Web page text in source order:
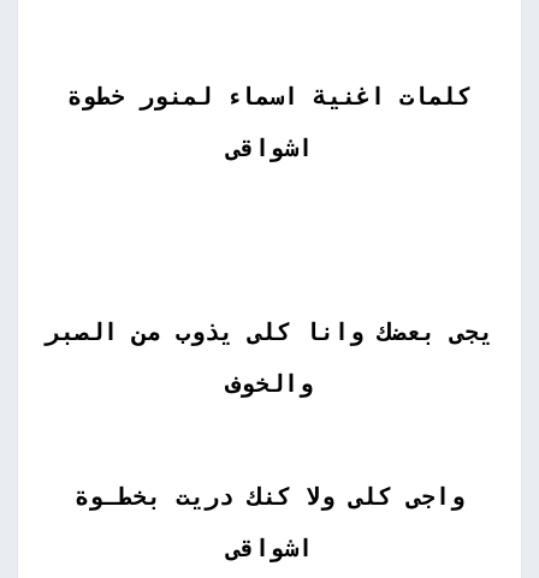
كلمات اغنية اسماء لمنور خطوة
اشواقى
يجى بعضك وانا كلى يذوب من الصبر
والخوف
واجى كلى ولا كنك دريت بخطـوة
اشواقى